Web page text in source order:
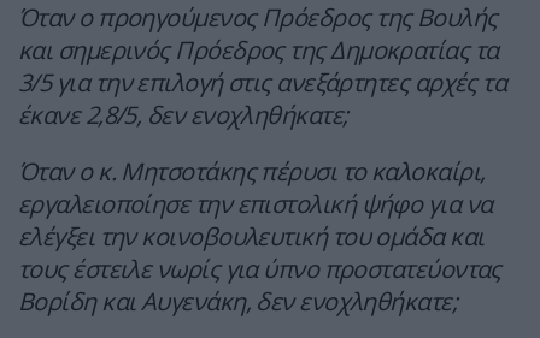
Όταν ο προηγούμενος Πρόεδρος της Βουλής
και σημερινός Πρόεδρος της Δημοκρατίας τα
3/5 για την επιλογή στις ανεξάρτητες αρχές τα
έκανε 2,8/5, δεν ενοχληθήκατε;
Όταν ο κ. Μητσοτάκης πέρυσι το καλοκαίρι,
εργαλειοποίησε την επιστολική ψήφο για να
ελέγξει την κοινοβουλευτική του ομάδα και
τους έστειλε νωρίς για ύπνο προστατεύοντας
Βορίδη και Αυγενάκη, δεν ενοχληθήκατε;